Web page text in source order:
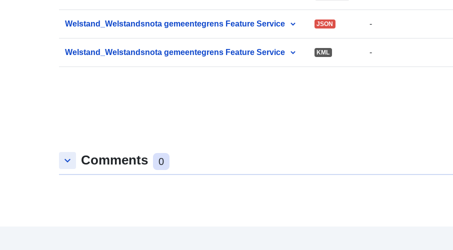
Welstand_Welstandsnota gemeentegrens Feature Service JSON -
Welstand_Welstandsnota gemeentegrens Feature Service KML -
keyboard_arrow_down Comments 0